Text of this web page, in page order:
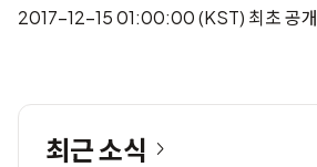
2017-12-15 01:00:00 (KST) 최초 공개
최근 소식